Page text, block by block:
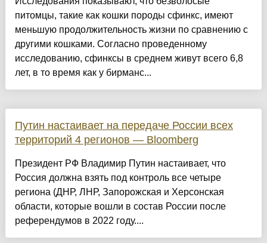
питомцы, такие как кошки породы сфинкс, имеют
меньшую продолжительность жизни по сравнению с
другими кошками. Согласно проведенному
исследованию, сфинксы в среднем живут всего 6,8
лет, в то время как у бирманс...
Путин настаивает на передаче России всех
территорий 4 регионов — Bloomberg
Президент РФ Владимир Путин настаивает, что
Россия должна взять под контроль все четыре
региона (ДНР, ЛНР, Запорожская и Херсонская
области, которые вошли в состав России после
референдумов в 2022 году....